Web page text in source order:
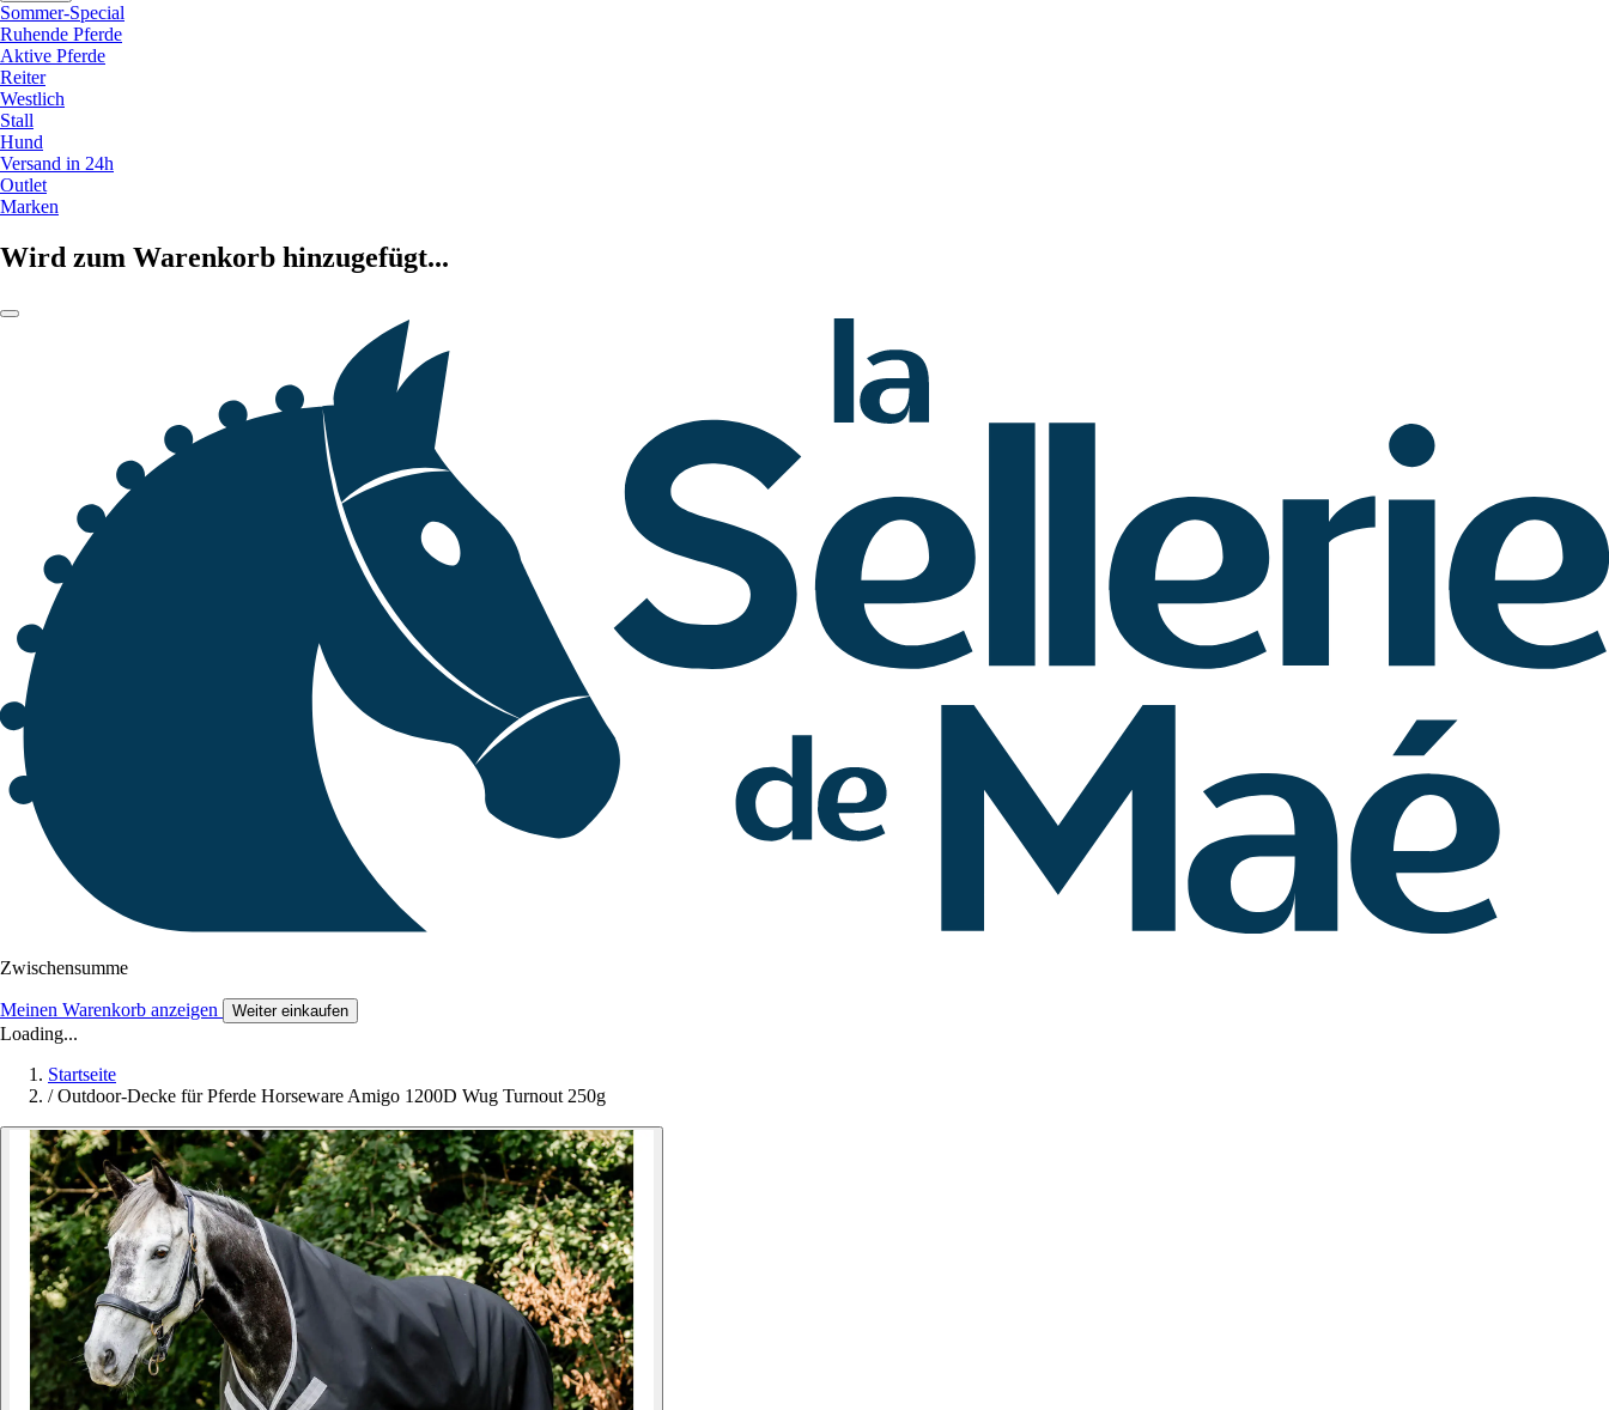
Sommer-Special
Ruhende Pferde
Aktive Pferde
Reiter
Westlich
Stall
Hund
Versand in 24h
Outlet
Marken
Wird zum Warenkorb hinzugefügt...
Zwischensumme
Meinen Warenkorb anzeigen Weiter einkaufen
Loading...
Startseite
/ Outdoor-Decke für Pferde Horseware Amigo 1200D Wug Turnout 250g